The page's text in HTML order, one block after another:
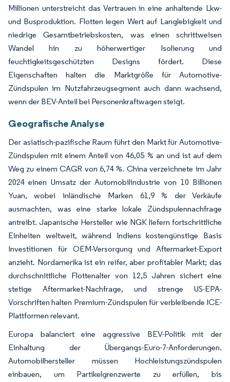
Millionen unterstreicht das Vertrauen in eine anhaltende Lkw-
und Busproduktion. Flotten legen Wert auf Langlebigkeit und
niedrige Gesamtbetriebskosten, was einen schrittweisen
Wandel hin zu höherwertiger Isolierung und
feuchtigkeitsgeschützten Designs fördert. Diese
Eigenschaften halten die Marktgröße für Automotive-
Zündspulen im Nutzfahrzeugsegment auch dann wachsend,
wenn der BEV-Anteil bei Personenkraftwagen steigt.
Geografische Analyse
Der asiatisch-pazifische Raum führt den Markt für Automotive-
Zündspulen mit einem Anteil von 46,05 % an und ist auf dem
Weg zu einem CAGR von 6,74 %. China verzeichnete im Jahr
2024 einen Umsatz der Automobilindustrie von 10 Billionen
Yuan, wobei inländische Marken 61,9 % der Verkäufe
ausmachten, was eine starke lokale Zündspulennachfrage
antreibt. Japanische Hersteller wie NGK liefern fortschrittliche
Einheiten weltweit, während Indiens kostengünstige Basis
Investitionen für OEM-Versorgung und Aftermarket-Export
anzieht. Nordamerika ist ein reifer, aber profitabler Markt; das
durchschnittliche Flottenalter von 12,5 Jahren sichert eine
stetige Aftermarket-Nachfrage, und strenge US-EPA-
Vorschriften halten Premium-Zündspulen für verbleibende ICE-
Plattformen relevant.
Europa balanciert eine aggressive BEV-Politik mit der
Einhaltung der Übergangs-Euro-7-Anforderungen.
Automobilhersteller müssen Hochleistungszündspulen
einbauen, um Partikelgrenzwerte zu erfüllen, bis